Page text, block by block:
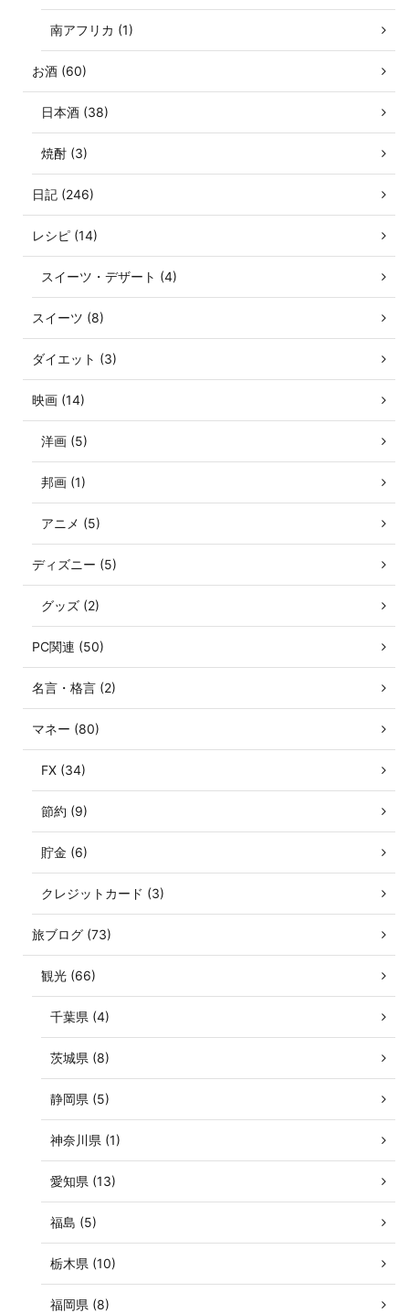
南アフリカ (1)
お酒 (60)
日本酒 (38)
焼酎 (3)
日記 (246)
レシピ (14)
スイーツ・デザート (4)
スイーツ (8)
ダイエット (3)
映画 (14)
洋画 (5)
邦画 (1)
アニメ (5)
ディズニー (5)
グッズ (2)
PC関連 (50)
名言・格言 (2)
マネー (80)
FX (34)
節約 (9)
貯金 (6)
クレジットカード (3)
旅ブログ (73)
観光 (66)
千葉県 (4)
茨城県 (8)
静岡県 (5)
神奈川県 (1)
愛知県 (13)
福島 (5)
栃木県 (10)
福岡県 (8)